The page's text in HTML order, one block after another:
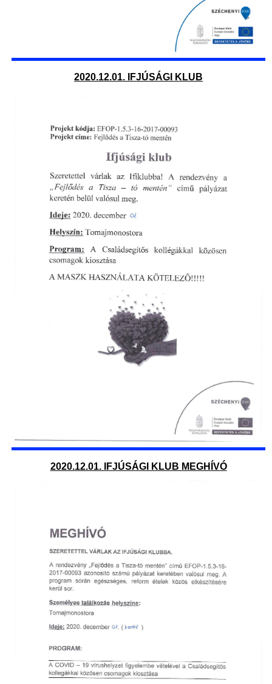
2020.12.01. IFJÚSÁGI KLUB
2020.12.01. IFJÚSÁGI KLUB MEGHÍVÓ